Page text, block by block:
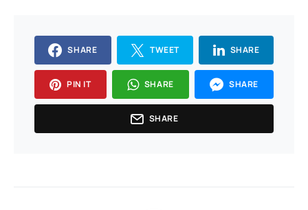
SHARE TWEET SHARE
PIN IT SHARE SHARE
SHARE